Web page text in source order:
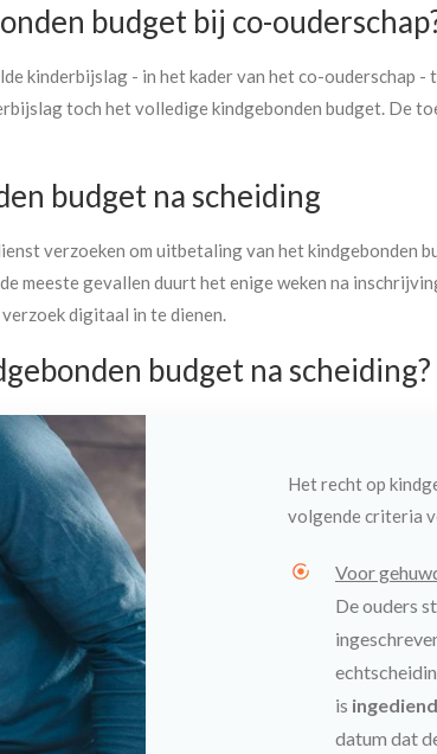
budget bij co-
kinderbijslag - in het kader van het co-ouderschap -
toch het volledige kindgebonden budget. De
budget na scheiding
verzoeken om uitbetaling van het kindgebonden
meeste gevallen duurt het enige weken na
digitaal in te dienen.
budget na scheiding?
Het recht op
volgende criteria
Voor
De ouders
is ingediend
datum dat